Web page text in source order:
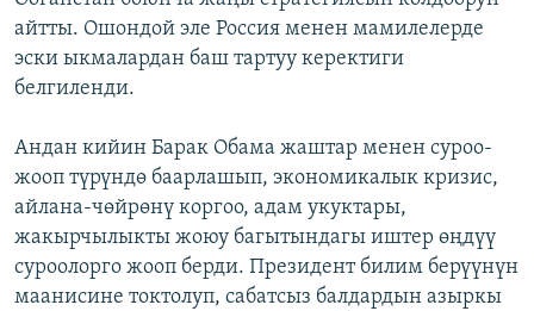
айтты. Ошондой эле Россия менен мамилелерде
эски ыкмалардан баш тартуу керектиги
белгиленди.
Андан кийин Барак Обама жаштар менен суроо-
жооп түрүндө баарлашып, экономикалык кризис,
айлана-чөйрөнү коргоо, адам укуктары,
жакырчылыкты жоюу багытындагы иштер өңдүү
суроолорго жооп берди. Президент билим берүүнүн
маанисине токтолуп, сабатсыз балдардын азыркы